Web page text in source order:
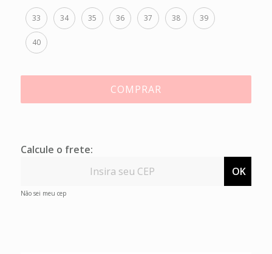
33 34 35 36 37 38 39
40
COMPRAR
Calcule o frete:
OK
Não sei meu cep